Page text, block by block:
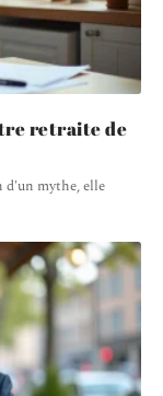
retraite de
d'un mythe, elle